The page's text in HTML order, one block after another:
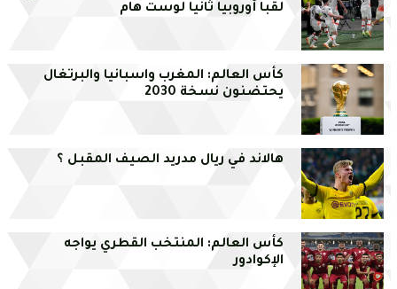
لقبا أوروبيا ثانيا لوست هام
كأس العالم: المغرب واسبانيا والبرتغال
يحتضنون نسخة 2030
هالاند في ريال مدريد الصيف المقبل ؟
كأس العالم: المنتخب القطري يواجه
الإكوادور